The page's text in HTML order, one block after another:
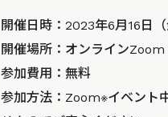
開催日時：2023年6月16日
開催場所：オンラインZoom
参加費用：無料
参加方法：Zoom※イベント